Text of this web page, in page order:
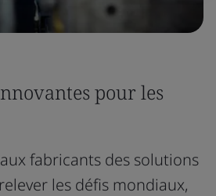
pour les
fabricants des solutions
les défis mondiaux,